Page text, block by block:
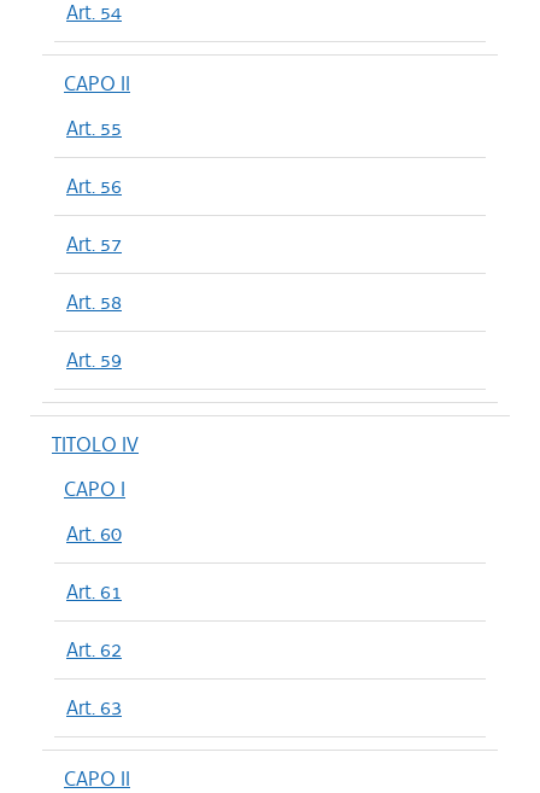
Art. 54
CAPO II
Art. 55
Art. 56
Art. 57
Art. 58
Art. 59
TITOLO IV
CAPO I
Art. 60
Art. 61
Art. 62
Art. 63
CAPO II